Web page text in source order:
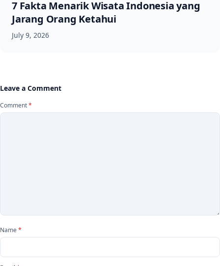
7 Fakta Menarik Wisata Indonesia yang
Jarang Orang Ketahui
July 9, 2026
Leave a Comment
Comment*
Name*